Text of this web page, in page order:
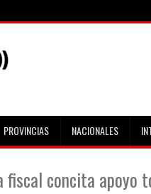
PROVINCIAS NACIONALES
concita apoyo